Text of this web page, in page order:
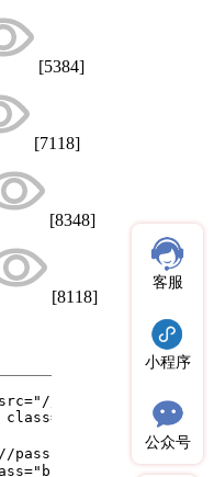
[5384]
[7118]
[8348]
[8118]
客服
小程序
公众号